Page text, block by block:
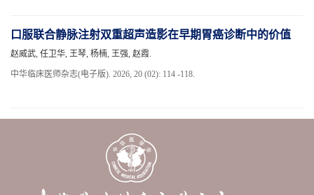
口服联合静脉注射双重超声造影在早期胃癌诊断中的价值
赵威武, 任卫华, 王琴, 杨楠, 王强, 赵霞.
中华临床医师杂志(电子版). 2026, 20 (02): 114 -118.